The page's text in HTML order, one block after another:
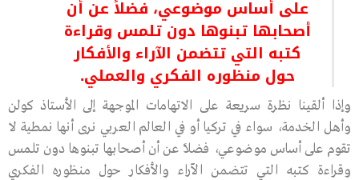
على أساس موضوعي، فضلاً عن أن
أصحابها تبنوها دون تلمس وقراءة
كتبه التي تتضمن الآراء والأفكار
حول منظوره الفكري والعملي.
وإذا ألقينا نظرة سريعة على الاتهامات الموجهة إلى الأستاذ كولن
وأهل الخدمة، سواء في تركيا أو في العالم العربي نرى أنها نمطية لا
تقوم على أساس موضوعي، فضلاً عن أن أصحابها تبنوها دون تلمس
وقراءة كتبه التي تتضمن الآراء والأفكار حول منظوره الفكري